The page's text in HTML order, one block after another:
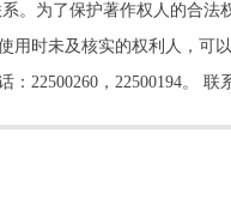
。为了保护著作权人的合法
用时未及核实的权利人，可
22500260，22500194。 联